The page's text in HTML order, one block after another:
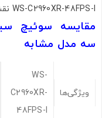
WS-C2960XR-48FPS-I نقش مهمی در پایداری شبکه دارد.
سه مدل مشابه
ویژگی‌ها
WS-
C2960XR-
48FPS-I
ارسال به ایمیل
ارسال